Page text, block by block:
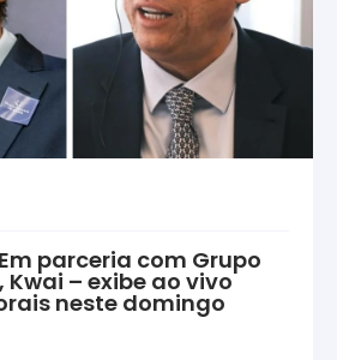
parceria com Grupo
– exibe ao vivo
neste domingo